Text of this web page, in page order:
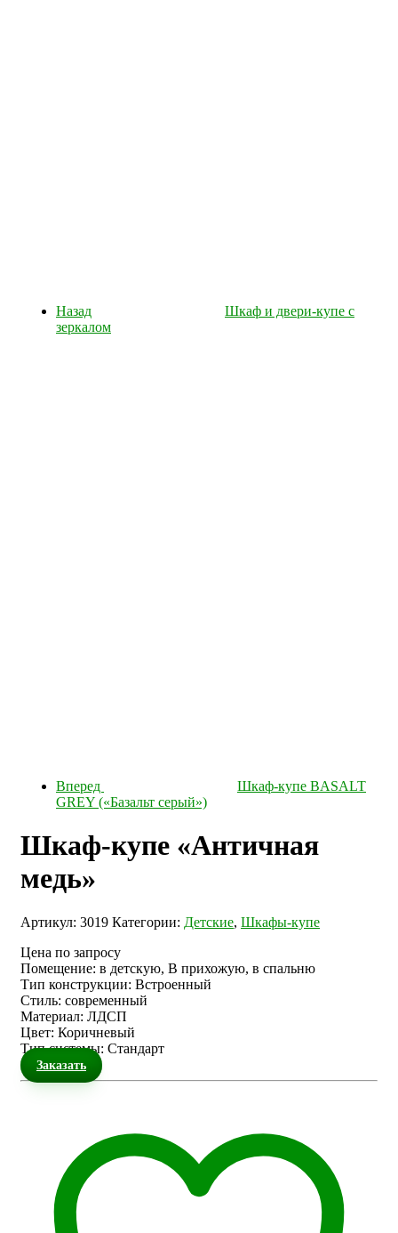
Назад
Шкаф и двери-купе с
зеркалом
Вперед
Шкаф-купе BASALT
GREY («Базальт серый»)
Шкаф-купе «Античная
медь»
Артикул: 3019 Категории: Детские, Шкафы-купе
Цена по запросу
Помещение: в детскую, В прихожую, в спальню
Тип конструкции: Встроенный
Стиль: современный
Материал: ЛДСП
Цвет: Коричневый
Тип системы: Стандарт
Заказать